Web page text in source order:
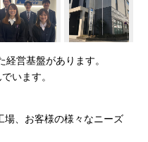
営基盤があります。
います。
場、お客様の様々なニーズ